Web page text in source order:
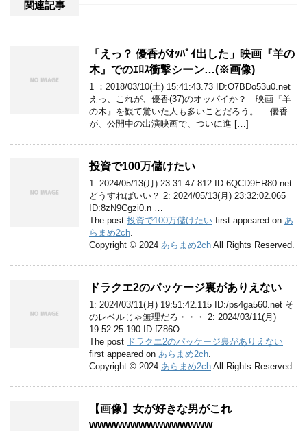
関連記事
「えっ？ 優香がｵｯﾊﾟｲ出した」映画『羊の
木』でのｴﾛｽ衝撃シーン…(※画像)
1 ：2018/03/10(土) 15:41:43.73 ID:O7BDo53u0.net
えっ、これが、優香(37)のオッパイか？ 映画『羊
の木』を観て驚いた人も多いことだろう。 優香
が、公開中の出演映画で、ついに進 […]
投資で100万儲けたい
1: 2024/05/13(月) 23:31:47.812 ID:6QCD9ER80.net
どうすればいい？ 2: 2024/05/13(月) 23:32:02.065
ID:8zN9Cgzi0.n …
The post 投資で100万儲けたい first appeared on あ
らまめ2ch
Copyright © 2024 あらまめ2ch All Rights Reserved.
ドラクエ2のパッケージ裏がありえない
1: 2024/03/11(月) 19:51:42.115 ID:/ps4ga560.net そ
のレベルじゃ無理だろ・・・ 2: 2024/03/11(月)
19:52:25.190 ID:fZ86O …
The post ドラクエ2のパッケージ裏がありえない
first appeared on あらまめ2ch
Copyright © 2024 あらまめ2ch All Rights Reserved.
【画像】女が好きな男がこれ
wwwwwwwwwwwwwww